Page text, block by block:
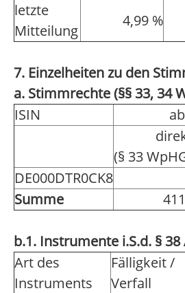
letzte
Mitteilung
4,99 %
7. Einzelheiten zu den
a. Stimmrechte (§§ 33, 34
ISIN
(§ 33
DE000DTR0CK8
Summe
b.1. Instrumente i.S.d. §
Art des
Instruments
Fälligkeit /
Verfall